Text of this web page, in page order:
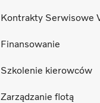
Kontrakty Serwisowe
Finansowanie
Szkolenie kierowców
Zarządzanie flotą